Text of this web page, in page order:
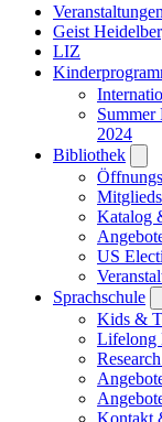
Veranstaltungen
Geist
LIZ
2024
Bibliothek
Katalog
US
Sprachschule
Kids &
Lifelong
Kontakt